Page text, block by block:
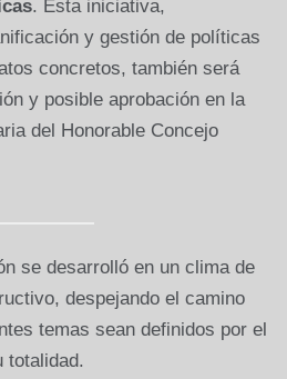
. Esta iniciativa,
y gestión de políticas
concretos, también será
y posible aprobación en la
del Honorable Concejo
se desarrolló en un clima de
despejando el camino
temas sean definidos por el
totalidad.